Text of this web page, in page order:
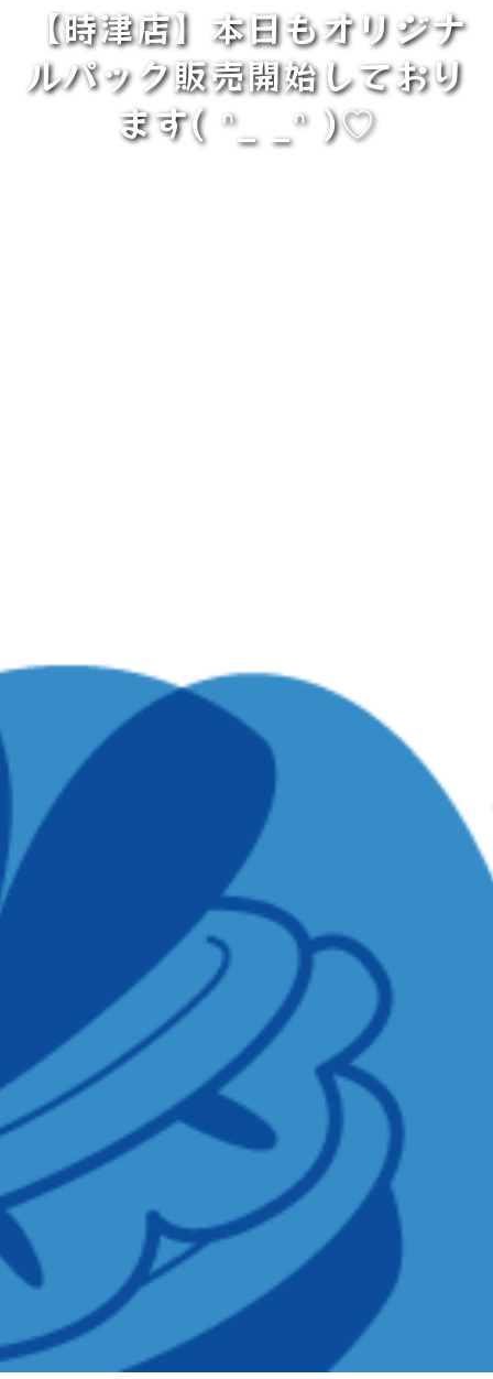
【時津店】本日もオリジナ
ルパック販売開始しており
ます‎( ᐢ_ _ᐢ )♡